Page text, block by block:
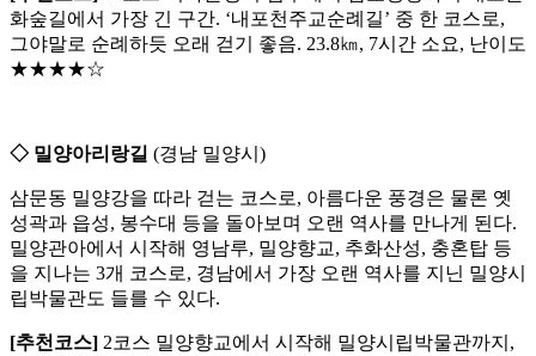
화숲길에서 가장 긴 구간. ‘내포천주교순례길’ 중 한 코스로,
그야말로 순례하듯 오래 걷기 좋음. 23.8㎞, 7시간 소요, 난이도
★★★★☆
◇ 밀양아리랑길 (경남 밀양시)
삼문동 밀양강을 따라 걷는 코스로, 아름다운 풍경은 물론 옛
성곽과 읍성, 봉수대 등을 돌아보며 오랜 역사를 만나게 된다.
밀양관아에서 시작해 영남루, 밀양향교, 추화산성, 충혼탑 등
을 지나는 3개 코스로, 경남에서 가장 오랜 역사를 지닌 밀양시
립박물관도 들를 수 있다.
[추천코스] 2코스 밀양향교에서 시작해 밀양시립박물관까지,